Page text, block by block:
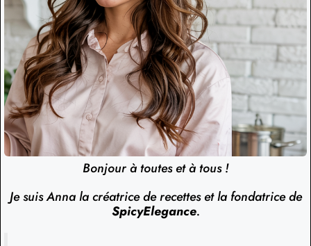
Bonjour à toutes et à tous !
Je suis Anna la créatrice de recettes et la fondatrice de
SpicyElegance.